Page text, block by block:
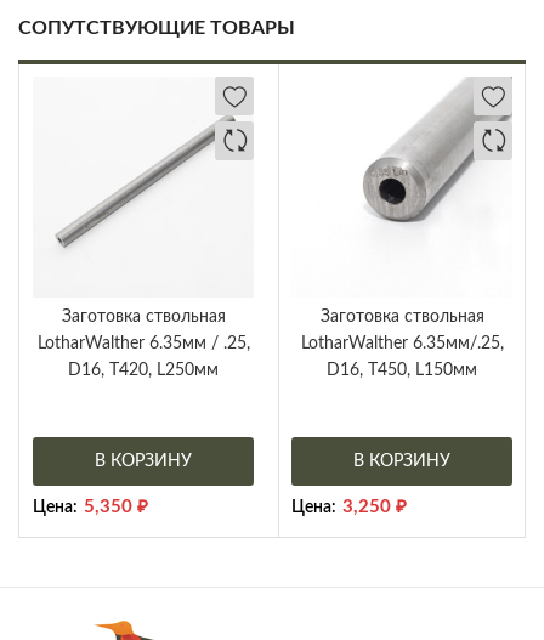
СОПУТСТВУЮЩИЕ ТОВАРЫ
Заготовка ствольная
LotharWalther 6.35мм / .25,
D16, Т420, L250мм
В КОРЗИНУ
Цена: 5,350 ₽
Заготовка ствольная
LotharWalther 6.35мм/.25,
D16, Т450, L150мм
В КОРЗИНУ
Цена: 3,250 ₽